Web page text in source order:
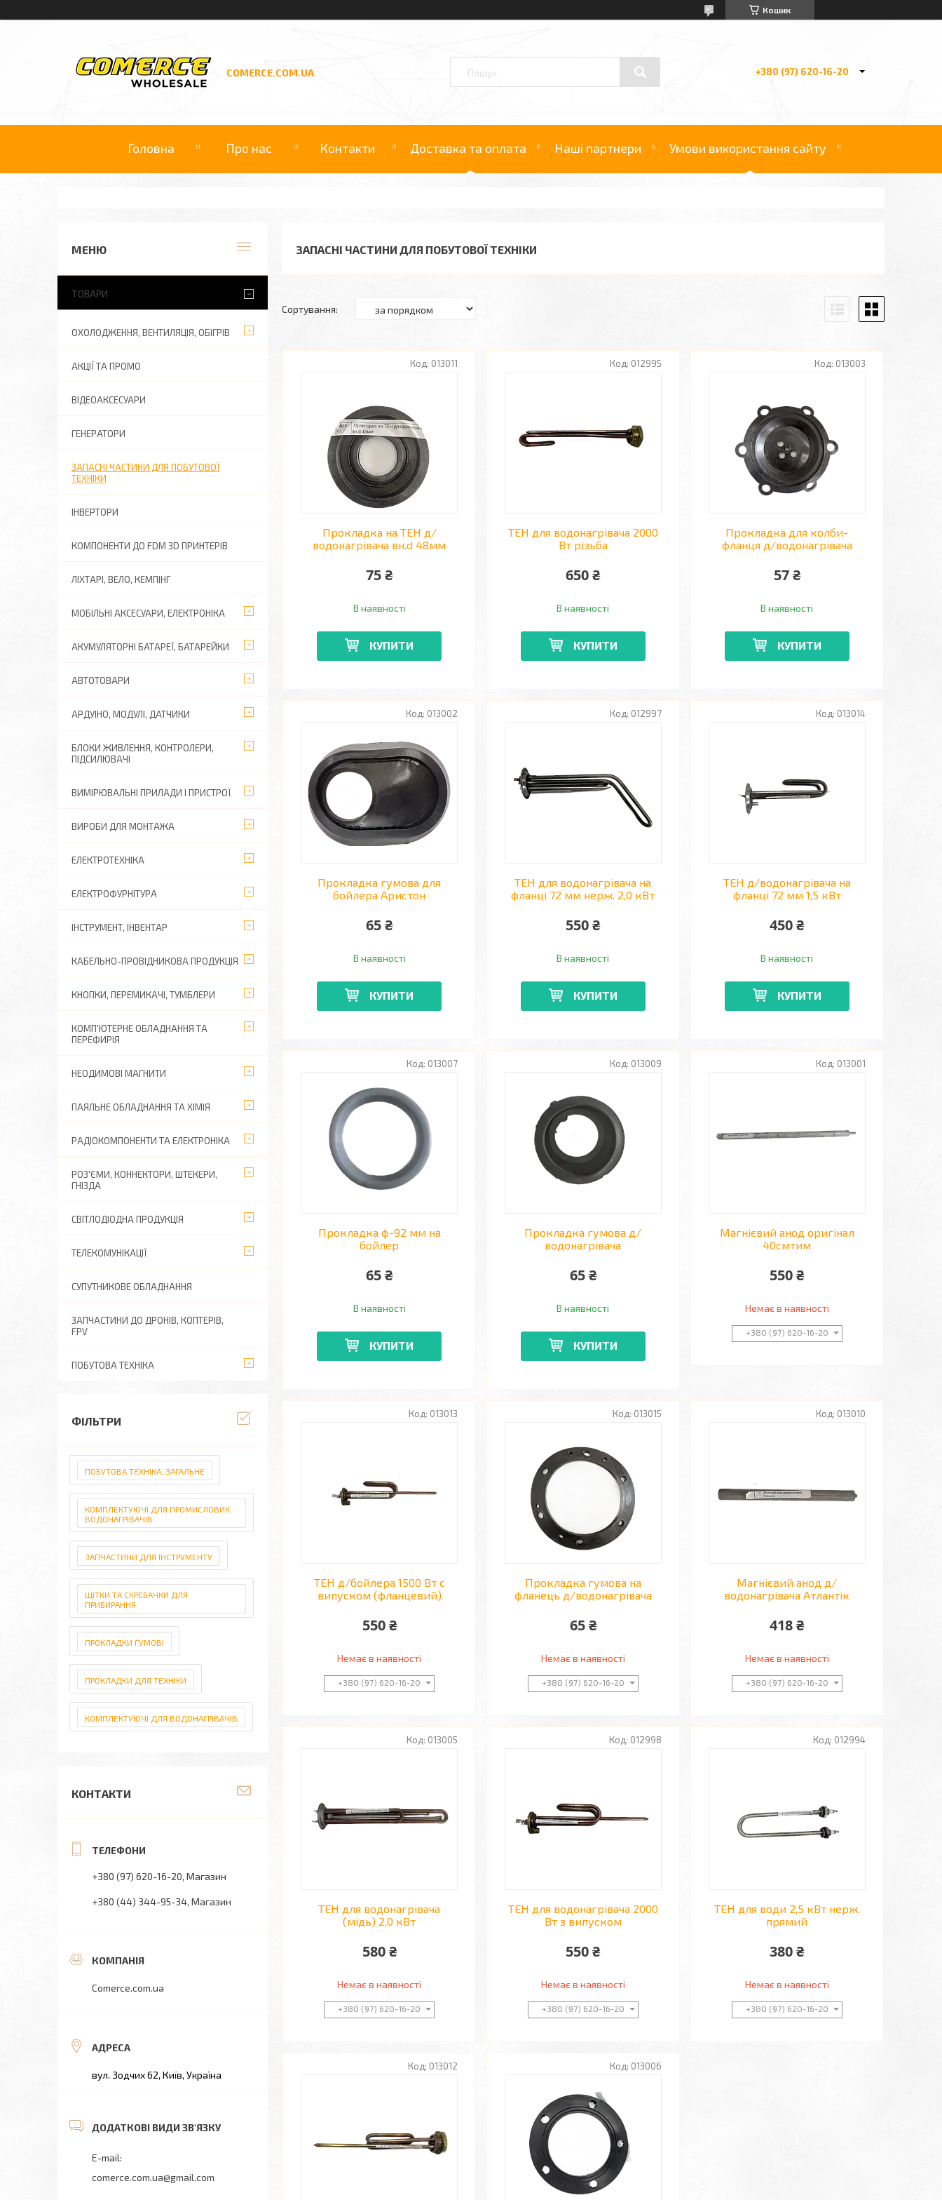
Кошик
COMERCE.COM.UA +380 (97) 620-16-20
Головна Про нас Контакти Доставка та оплата Наші партнери Умови використання сайту
ЗАПАСНІ ЧАСТИНИ ДЛЯ ПОБУТОВОЇ ТЕХНІКИ
013011
Прокладка на ТЕН д/
водонагрівача вн.d 48мм
75 ₴
В наявності
КУПИТИ
012995
ТЕН для водонагрівача 2000
Вт різьба
650 ₴
В наявності
КУПИТИ
013003
Прокладка для колби-
фланця д/водонагрівача
57 ₴
В наявності
КУПИТИ
013002
Прокладка гумова для
бойлера Аристон
65 ₴
В наявності
КУПИТИ
012997
ТЕН для водонагрівача на
фланці 72 мм нерж. 2,0 кВт
550 ₴
В наявності
КУПИТИ
013014
ТЕН д/водонагрівача на
фланці 72 мм 1,5 кВт
450 ₴
В наявності
КУПИТИ
013007
Прокладка ф-92 мм на
бойлер
65 ₴
В наявності
КУПИТИ
013009
Прокладка гумова д/
водонагрівача
65 ₴
В наявності
КУПИТИ
013001
Магнієвий анод оригінал
40смтим
550 ₴
Немає в наявності
+380 (97) 620-16-20
013013
ТЕН д/бойлера 1500 Вт с
випуском (фланцевий)
550 ₴
Немає в наявності
+380 (97) 620-16-20
013015
Прокладка гумова на
фланець д/водонагрівача
65 ₴
Немає в наявності
+380 (97) 620-16-20
013010
Магнієвий анод д/
водонагрівача Атлантік
418 ₴
Немає в наявності
+380 (97) 620-16-20
013005
ТЕН для водонагрівача
(мідь) 2,0 кВт
580 ₴
Немає в наявності
+380 (97) 620-16-20
012998
ТЕН для водонагрівача 2000
Вт з випуском
550 ₴
Немає в наявності
+380 (97) 620-16-20
012994
ТЕН для води 2,5 кВт нерж.
прямий
380 ₴
Немає в наявності
+380 (97) 620-16-20
013012 013006
ТОВАРИ
ОХОЛОДЖЕННЯ, ВЕНТИЛЯЦІЯ, ОБІГРІВ
АКЦІЇ ТА ПРОМО
ВІДЕОАКСЕСУАРИ
ГЕНЕРАТОРИ
ЗАПАСНІ ЧАСТИНИ ДЛЯ ПОБУТОВОЇ
ТЕХНІКИ
ІНВЕРТОРИ
КОМПОНЕНТИ ДО FDM 3D ПРИНТЕРІВ
ЛІХТАРІ, ВЕЛО, КЕМПІНГ
МОБІЛЬНІ АКСЕСУАРИ, ЕЛЕКТРОНІКА
АКУМУЛЯТОРНІ БАТАРЕЇ, БАТАРЕЙКИ
АВТОТОВАРИ
АРДУІНО, МОДУЛІ, ДАТЧИКИ
БЛОКИ ЖИВЛЕННЯ, КОНТРОЛЕРИ,
ПІДСИЛЮВАЧІ
ВИМІРЮВАЛЬНІ ПРИЛАДИ І ПРИСТРОЇ
ВИРОБИ ДЛЯ МОНТАЖА
ЕЛЕКТРОТЕХНІКА
ЕЛЕКТРОФУРНІТУРА
ІНСТРУМЕНТ, ІНВЕНТАР
КАБЕЛЬНО-ПРОВІДНИКОВА ПРОДУКЦІЯ
КНОПКИ, ПЕРЕМИКАЧІ, ТУМБЛЕРИ
КОМП'ЮТЕРНЕ ОБЛАДНАННЯ ТА
ПЕРЕФИРІЯ
НЕОДИМОВІ МАГНИТИ
ПАЯЛЬНЕ ОБЛАДНАННЯ ТА ХІМІЯ
РАДІОКОМПОНЕНТИ ТА ЕЛЕКТРОНІКА
РОЗ'ЄМИ, КОННЕКТОРИ, ШТЕКЕРИ,
ГНІЗДА
СВІТЛОДІОДНА ПРОДУКЦІЯ
ТЕЛЕКОМУНІКАЦІЇ
СУПУТНИКОВЕ ОБЛАДНАННЯ
ЗАПЧАСТИНИ ДО ДРОНІВ, КОПТЕРІВ,
FPV
ПОБУТОВА ТЕХНІКА
ФІЛЬТРИ
ПОБУТОВА ТЕХНІКА, ЗАГАЛЬНЕ
КОМПЛЕКТУЮЧІ ДЛЯ ПРОМИСЛОВИХ
ВОДОНАГРІВАЧІВ
ЗАПЧАСТИНИ ДЛЯ ІНСТРУМЕНТУ
ЩІТКИ ТА СКРЕБАЧКИ ДЛЯ
ПРИБИРАННЯ
ПРОКЛАДКИ ГУМОВІ
ПРОКЛАДКИ ДЛЯ ТЕХНІКИ
КОМПЛЕКТУЮЧІ ДЛЯ ВОДОНАГРІВАЧІВ
КОНТАКТИ
+380 (97) 620-16-20 Магазин
+380 (44) 344-95-34 Магазин
Comerce.com.ua
вул. Зодчих 62, Київ, Україна
comerce.com.ua@gmail.com